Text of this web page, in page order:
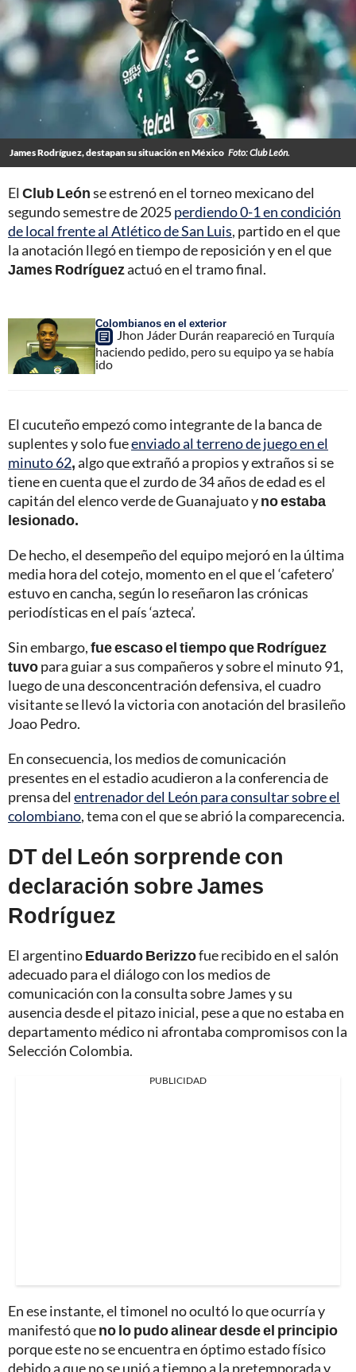
James Rodríguez, destapan su situación en México Foto: Club León.
El Club Leónse estrenó en el torneo mexicano del
segundo semestre de 2025perdiendo 0-1 en condición
de local frente al Atlético de San Luis, partido en el que
la anotación llegó en tiempo de reposición y en el que
James Rodríguezactuó en el tramo final.
Colombianos en el exterior
Jhon Jáder Durán reapareció en Turquía
haciendo pedido, pero su equipo ya se había
ido
El cucuteño empezó como integrante de la banca de
suplentes y solo fueenviado al terreno de juego en el
minuto 62,algo que extrañó a propios y extraños si se
tiene en cuenta que el zurdo de 34 años de edad es el
capitán del elenco verde de Guanajuato yno estaba
lesionado.
De hecho, el desempeño del equipo mejoró en la última
media hora del cotejo, momento en el que el ‘cafetero’
estuvo en cancha, según lo reseñaron las crónicas
periodísticas en el país ‘azteca’.
Sin embargo,fue escaso el tiempo que Rodríguez
tuvopara guiar a sus compañeros y sobre el minuto 91,
luego de una desconcentración defensiva, el cuadro
visitante se llevó la victoria con anotación del brasileño
Joao Pedro.
En consecuencia, los medios de comunicación
presentes en el estadio acudieron a la conferencia de
prensa del entrenador del León para consultar sobre el
colombiano, tema con el que se abrió la comparecencia.
DT del León sorprende con
declaración sobre James
Rodríguez
El argentinoEduardo Berizzofue recibido en el salón
adecuado para el diálogo con los medios de
comunicación con la consulta sobre James y su
ausencia desde el pitazo inicial, pese a que no estaba en
departamento médico ni afrontaba compromisos con la
Selección Colombia.
PUBLICIDAD
En ese instante, el timonel no ocultó lo que ocurría y
manifestó queno lo pudo alinear desde el principio
porque este no se encuentra en óptimo estado físico
debido a que no se unió a tiempo a la pretemporada y